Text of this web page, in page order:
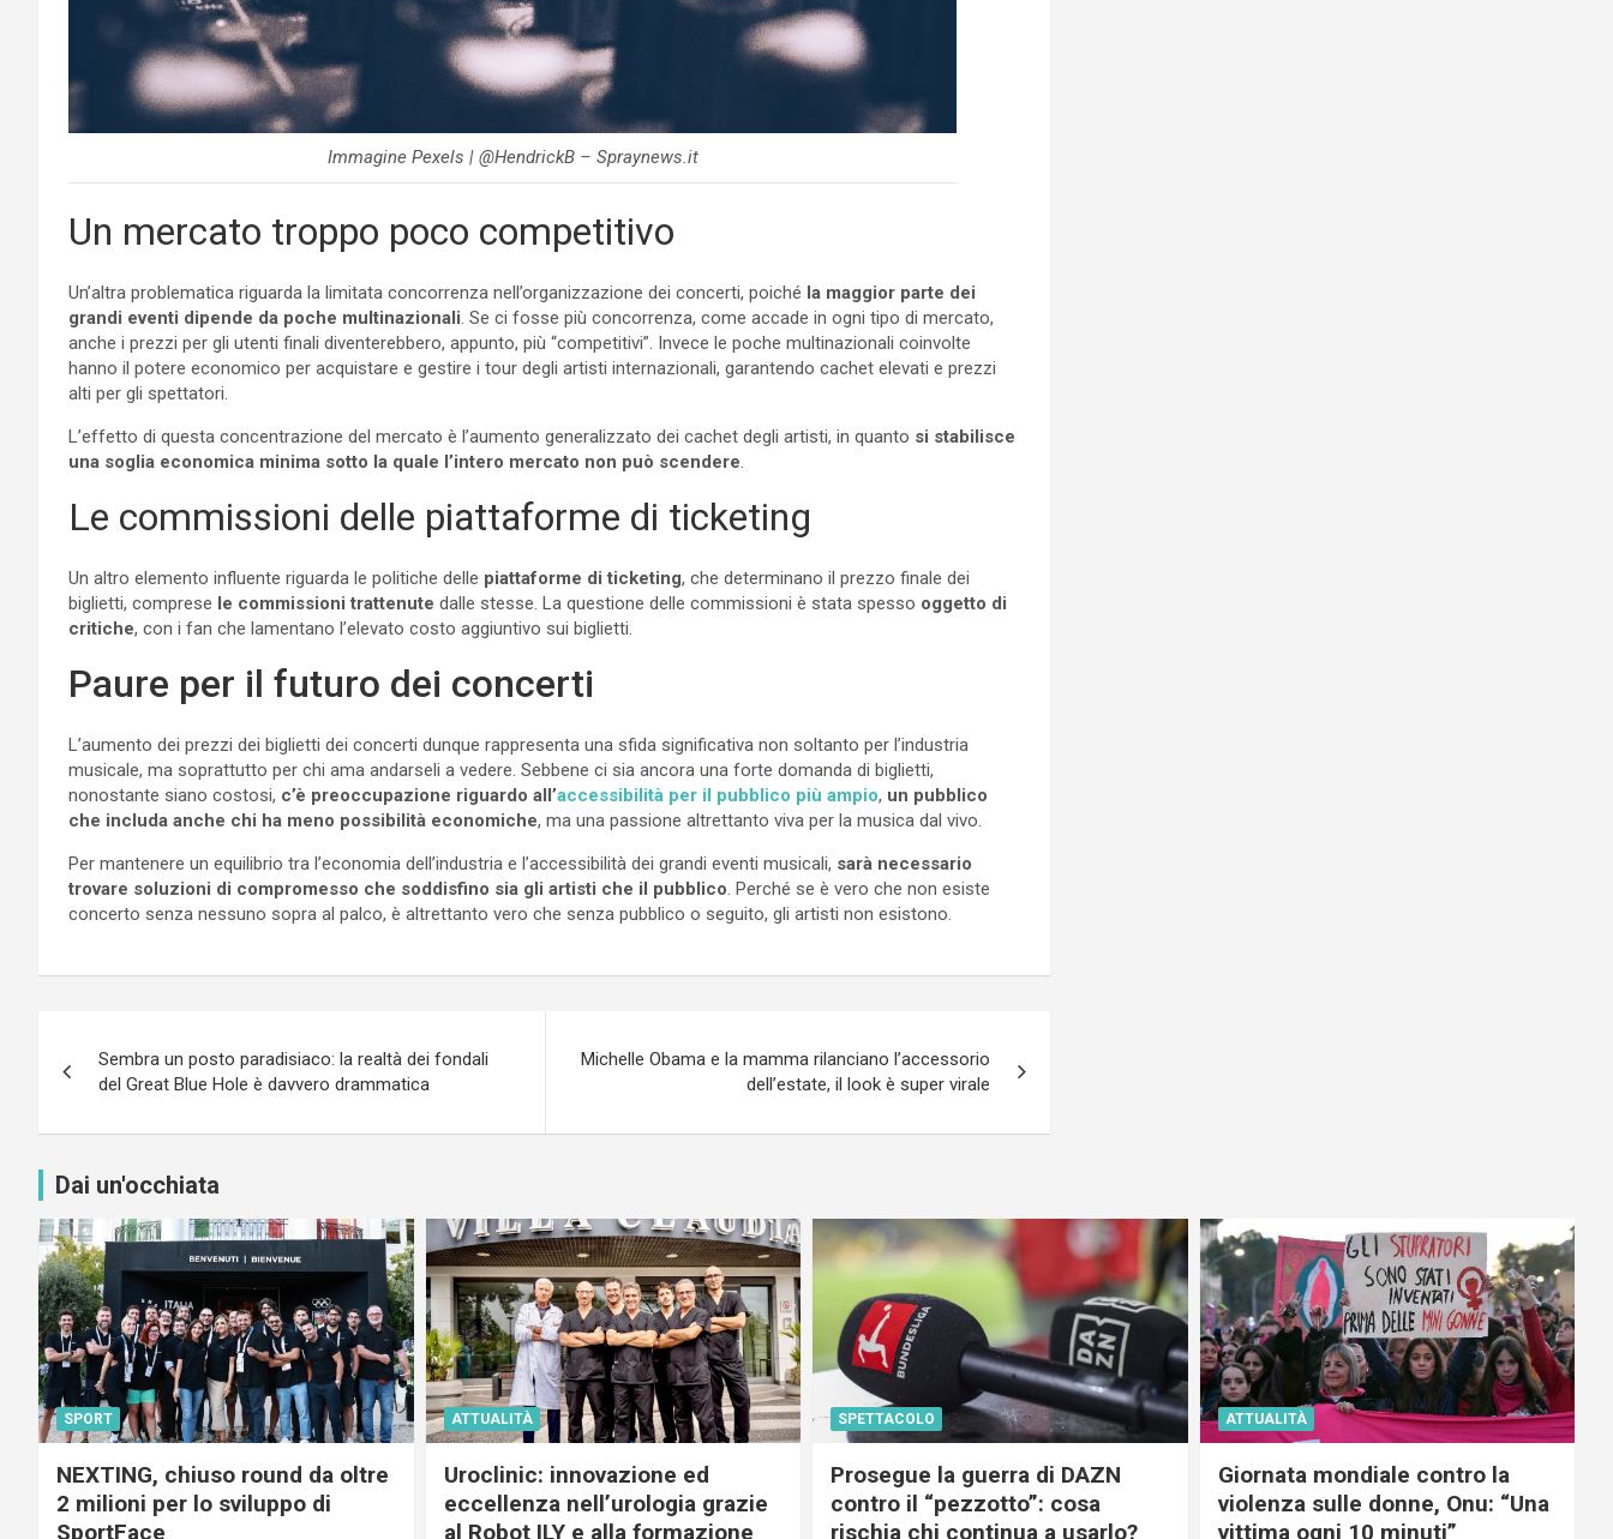
Immagine Pexels | @HendrickB – Spraynews.it
Un mercato troppo poco competitivo
Un’altra problematica riguarda la limitata concorrenza nell’organizzazione dei concerti, poiché la maggior parte dei
grandi eventi dipende da poche multinazionali . Se ci fosse più concorrenza, come accade in ogni tipo di mercato,
anche i prezzi per gli utenti finali diventerebbero, appunto, più “competitivi”. Invece le poche multinazionali coinvolte
hanno il potere economico per acquistare e gestire i tour degli artisti internazionali, garantendo cachet elevati e prezzi
alti per gli spettatori.
L’effetto di questa concentrazione del mercato è l’aumento generalizzato dei cachet degli artisti, in quanto si stabilisce
una soglia economica minima sotto la quale l’intero mercato non può scendere
Le commissioni delle piattaforme di ticketing
Un altro elemento influente riguarda le politiche delle piattaforme di ticketing, che determinano il prezzo finale dei
biglietti, comprese le commissioni trattenute dalle stesse. La questione delle commissioni è stata spesso oggetto di
critiche, con i fan che lamentano l’elevato costo aggiuntivo sui biglietti.
Paure per il futuro dei concerti
L’aumento dei prezzi dei biglietti dei concerti dunque rappresenta una sfida significativa non soltanto per l’industria
musicale, ma soprattutto per chi ama andarseli a vedere. Sebbene ci sia ancora una forte domanda di biglietti,
nonostante siano costosi, c’è preoccupazione riguardo all’accessibilità per il pubblico più ampio, un pubblico
che includa anche chi ha meno possibilità economiche, ma una passione altrettanto viva per la musica dal vivo.
Per mantenere un equilibrio tra l’economia dell’industria e l’accessibilità dei grandi eventi musicali, sarà necessario
trovare soluzioni di compromesso che soddisfino sia gli artisti che il pubblico . Perché se è vero che non esiste
concerto senza nessuno sopra al palco, è altrettanto vero che senza pubblico o seguito, gli artisti non esistono.
articoli
Sembra un posto paradisiaco: la realtà dei fondali
del Great Blue Hole è davvero drammatica
Michelle Obama e la mamma rilanciano l’accessorio
dell’estate, il look è super virale
Dai un'occhiata
SPORT
NEXTING, chiuso round da oltre
2 milioni per lo sviluppo di
SportFace
ATTUALITÀ
Uroclinic: innovazione ed
eccellenza nell’urologia grazie
al Robot ILY e alla formazione
SPETTACOLO
Prosegue la guerra di DAZN
contro il “pezzotto”: cosa
rischia chi continua a usarlo?
ATTUALITÀ
Giornata mondiale contro la
violenza sulle donne, Onu: “Una
vittima ogni 10 minuti”